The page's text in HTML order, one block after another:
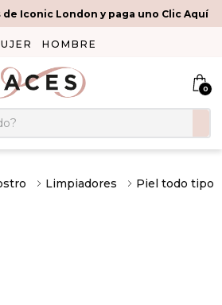
Iconic London y paga uno Clic Aquí
HOMBRE
0
Limpiadores Piel todo tipo